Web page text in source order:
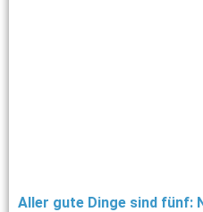
Aller gute Dinge sind fünf: